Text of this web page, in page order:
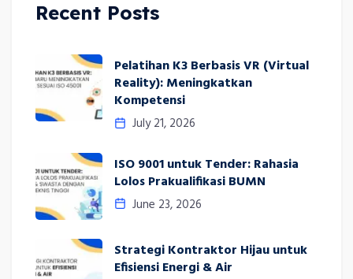
Recent Posts
Pelatihan K3 Berbasis VR (Virtual
Reality): Meningkatkan
Kompetensi
July 21, 2026
ISO 9001 untuk Tender: Rahasia
Lolos Prakualifikasi BUMN
June 23, 2026
Strategi Kontraktor Hijau untuk
Efisiensi Energi & Air